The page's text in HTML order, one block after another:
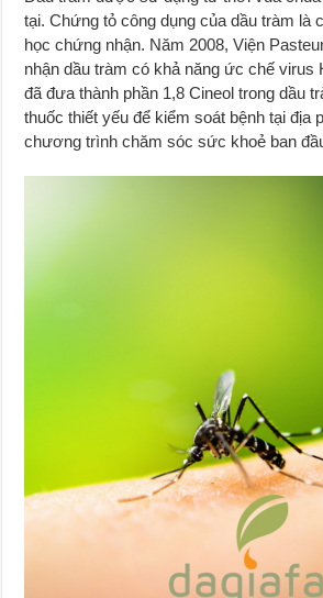
tại. Chứng tỏ công dụng của dầu tràm là
học chứng nhận. Năm 2008, Viện
nhận dầu tràm có khả năng ức chế virus
đã đưa thành phần 1,8 Cineol trong dầu
thuốc thiết yếu để kiểm soát bệnh tại địa
chương trình chăm sóc sức khoẻ ban